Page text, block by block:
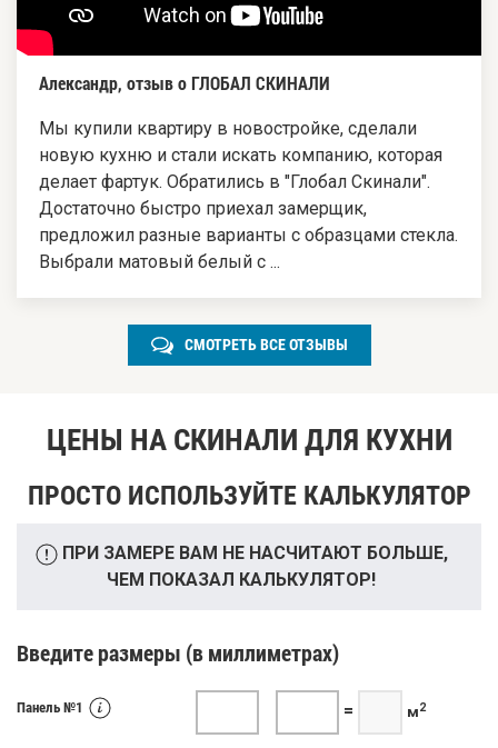
Александр, отзыв о ГЛОБАЛ СКИНАЛИ
Мы купили квартиру в новостройке, сделали
новую кухню и стали искать компанию, которая
делает фартук. Обратились в "Глобал Скинали".
Достаточно быстро приехал замерщик,
предложил разные варианты с образцами стекла.
Выбрали матовый белый с ...
СМОТРЕТЬ ВСЕ ОТЗЫВЫ
ЦЕНЫ НА СКИНАЛИ ДЛЯ КУХНИ
ПРОСТО ИСПОЛЬЗУЙТЕ КАЛЬКУЛЯТОР
ПРИ ЗАМЕРЕ ВАМ НЕ НАСЧИТАЮТ БОЛЬШЕ,
ЧЕМ ПОКАЗАЛ КАЛЬКУЛЯТОР!
Введите размеры (в миллиметрах)
Панель № = м2